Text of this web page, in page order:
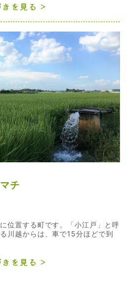
を見る
チ
位置する町です。「小江戸」と呼
川越からは、車で15分ほどで到
を見る